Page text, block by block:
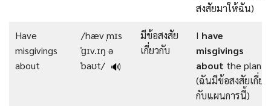
สงสัยมาให้ฉัน)
Have
misgivings
about
/hæv ˌmɪs
ˈɡɪv.ɪŋ ə
ˈbaʊt/ 🔊
มีข้อสงสัย
เกี่ยวกับ
I have
misgivings
about the plan.
(ฉันมีข้อสงสัยเกี่ยว
กับแผนการนี้)